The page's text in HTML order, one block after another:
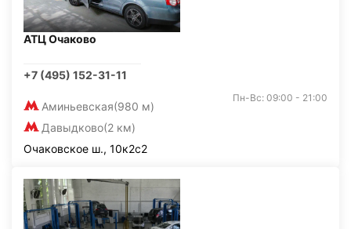
АТЦ Очаково
+7 (495) 152-31-11
Аминьевская(980 м)
Давыдково(2 км)
Пн-Вс: 09:00 - 21:00
Очаковское ш., 10к2с2